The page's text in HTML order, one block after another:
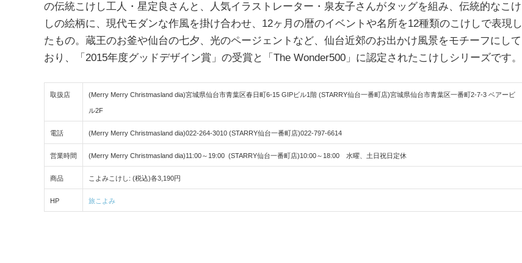
の伝統こけし工人・星定良さんと、人気イラストレーター・泉友子さんがタッグを組み、伝統的なこけ
しの絵柄に、現代モダンな作風を掛け合わせ、12ヶ月の暦のイベントや名所を12種類のこけしで表現し
たもの。蔵王のお釜や仙台の七夕、光のページェントなど、仙台近郊のお出かけ風景をモチーフにして
おり、「2015年度グッドデザイン賞」の受賞と「The Wonder500」に認定されたこけしシリーズです。
取扱店 (Merry Merry Christmasland dia)宮城県仙台市青葉区春日町6-15 GIPビル1階 (STARRY仙台一番町店)宮城県仙台市青葉区一番町2-7-3 ベアービ
ル2F
電話 (Merry Merry Christmasland dia)022-264-3010 (STARRY仙台一番町店)022-797-6614
営業時間 (Merry Merry Christmasland dia)11:00～19:00 (STARRY仙台一番町店)10:00～18:00 水曜、土日祝日定休
商品 こよみこけし: (税込)各3,190円
HP 旅こよみ